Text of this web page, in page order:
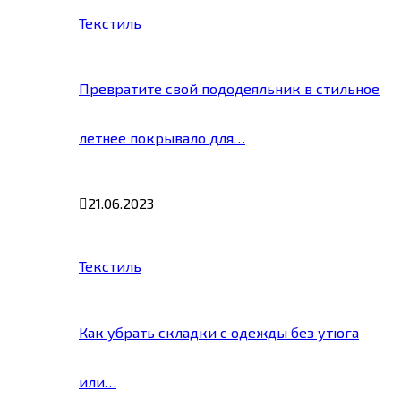
Текстиль
Превратите свой пододеяльник в стильное
летнее покрывало для…
21.06.2023
Текстиль
Как убрать складки с одежды без утюга
или…